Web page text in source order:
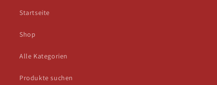
Startseite
Shop
Alle Kategorien
Produkte suchen